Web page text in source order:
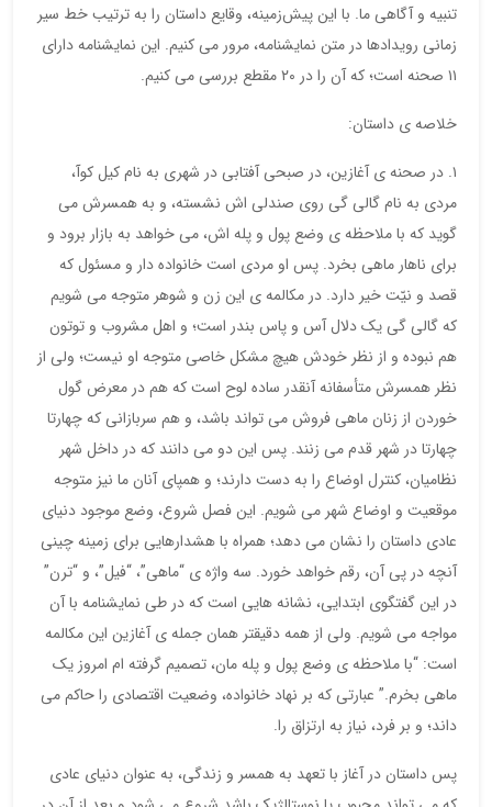
تنبیه و آگاهی ما. با این پیش‌زمینه، وقایع داستان را به ترتیب خط سیر
زمانی رویدادها در متن نمایشنامه، مرور می کنیم. این نمایشنامه دارای
۱۱ صحنه است؛ که آن را در ۲۰ مقطع بررسی می کنیم.
خلاصه ی داستان:
۱. در صحنه ی آغازین، در صبحی آفتابی در شهری به نام کیل کوآ،
مردی به نام گالی گی روی صندلی اش نشسته، و به همسرش می
گوید که با ملاحظه ی وضع پول و پله اش، می خواهد به بازار برود و
برای ناهار ماهی بخرد. پس او مردی است خانواده دار و مسئول که
قصد و نیّت خیر دارد. در مکالمه ی این زن و شوهر متوجه می شویم
که گالی گی یک دلال آس و پاس بندر است؛ و اهل مشروب و توتون
هم نبوده و از نظر خودش هیچ مشکل خاصی متوجه او نیست؛ ولی از
نظر همسرش متأسفانه آنقدر ساده لوح است که هم در معرض گول
خوردن از زنان ماهی فروش می تواند باشد، و هم سربازانی که چهارتا
چهارتا در شهر قدم می زنند. پس این دو می دانند که در داخل شهر
نظامیان، کنترل اوضاع را به دست دارند؛ و همپای آنان ما نیز متوجه
موقعیت و اوضاع شهر می شویم. این فصل شروع، وضع موجود دنیای
عادی داستان را نشان می دهد؛ همراه با هشدارهایی برای زمینه چینی
آنچه در پی آن، رقم خواهد خورد. سه واژه ی “ماهی”، “فیل”، و “ترن”
در این گفتگوی ابتدایی، نشانه هایی است که در طی نمایشنامه با آن
مواجه می شویم. ولی از همه دقیقتر همان جمله ی آغازین این مکالمه
است: “با ملاحظه ی وضع پول و پله مان، تصمیم گرفته ام امروز یک
ماهی بخرم.” عبارتی که بر نهاد خانواده، وضعیت اقتصادی را حاکم می
داند؛ و بر فرد، نیاز به ارتزاق را.
پس داستان در آغاز با تعهد به همسر و زندگی، به عنوان دنیای عادی